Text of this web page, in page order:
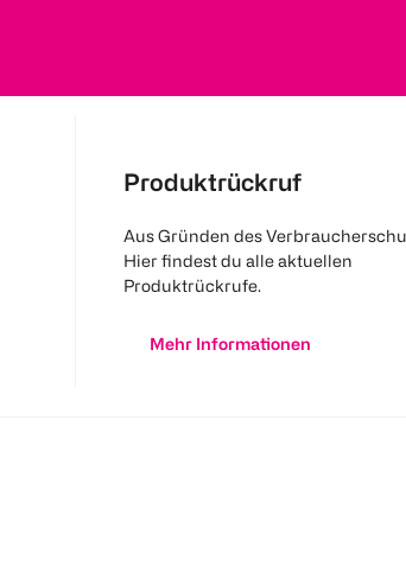
Produktrückruf
Aus Gründen des
Hier findest du alle aktuellen
Produktrückrufe.
Mehr Informationen